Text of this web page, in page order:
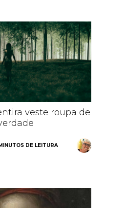
veste roupa de
DE LEITURA